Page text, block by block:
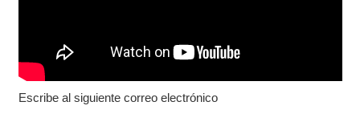
Escribe al siguiente correo electrónico